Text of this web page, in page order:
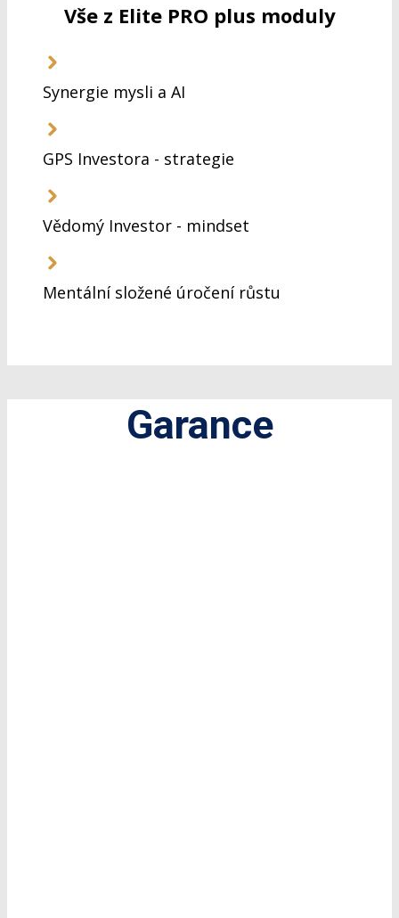
Vše z Elite PRO plus moduly
Synergie mysli a AI
GPS Investora - strategie
Vědomý Investor - mindset
Mentální složené úročení růstu
Garance